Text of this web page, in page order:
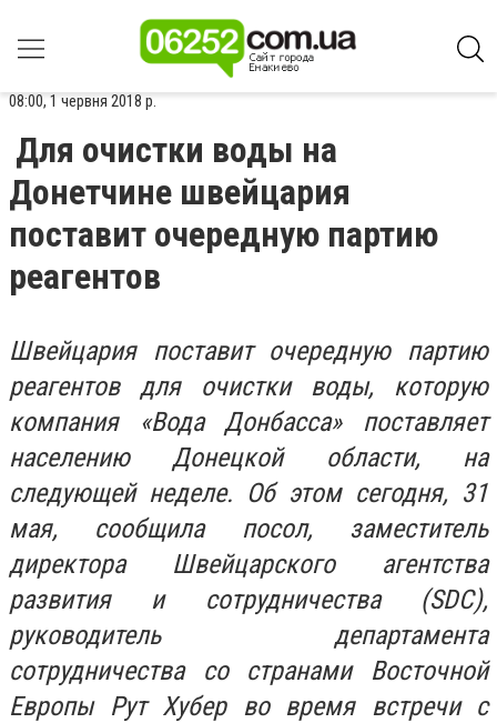
08:00, 1 червня 2018 р.
Для очистки воды на
Донетчине швейцария
поставит очередную партию
реагентов
Швейцария поставит очередную партию
реагентов для очистки воды, которую
компания «Вода Донбасса» поставляет
населению Донецкой области, на
следующей неделе. Об этом сегодня, 31
мая, сообщила посол, заместитель
директора Швейцарского агентства
развития и сотрудничества (SDC),
руководитель департамента
сотрудничества со странами Восточной
Европы Рут Хубер во время встречи с